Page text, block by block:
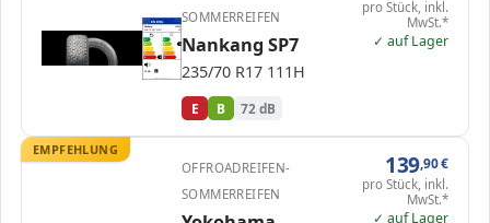
ENERG 471039
Nankang
JB969
235/70 R17 111H
C1
A
B
C
D
E E
A
B B
C
D
E
72 dB
SOMMERREIFEN
Nankang SP7
235/70 R17 111H
E B 72 dB
pro Stück, inkl.
MwSt.*
✓ auf Lager
EMPFEHLUNG
OFFROADREIFEN-
SOMMERREIFEN
139,90€
pro Stück, inkl.
MwSt.*
✓ auf Lager